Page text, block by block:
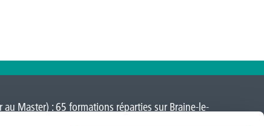
au Master) : 65 formations réparties surBraine-le-